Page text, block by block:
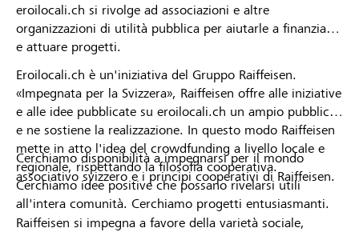
eroilocali.ch si rivolge ad associazioni e altre
organizzazioni di utilità pubblica per aiutarle a finanziare
e attuare progetti.
Eroilocali.ch è un'iniziativa del Gruppo Raiffeisen.
«Impegnata per la Svizzera», Raiffeisen offre alle iniziative
e alle idee pubblicate su eroilocali.ch un ampio pubblico
e ne sostiene la realizzazione. In questo modo Raiffeisen
mette in atto l'idea del crowdfunding a livello locale e
regionale, rispettando la filosofia cooperativa.
Cerchiamo idee positive che possano rivelarsi utili
all'intera comunità. Cerchiamo progetti entusiasmanti.
Cerchiamo disponibilità a impegnarsi per il mondo
associativo svizzero e i principi cooperativi di Raiffeisen.
Raiffeisen si impegna a favore della varietà sociale,